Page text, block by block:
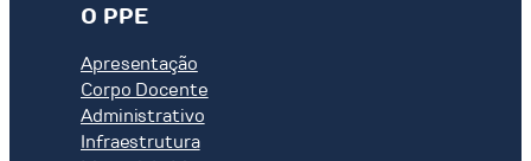
O PPE
Apresentação
Corpo Docente
Administrativo
Infraestrutura